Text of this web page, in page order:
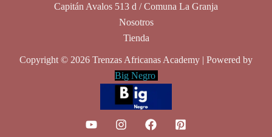
Capitán Avalos 513 d / Comuna La Granja
Nosotros
Tienda
Copyright © 2026 Trenzas Africanas Academy | Powered by
Big Negro